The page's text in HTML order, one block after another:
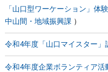
「山口型ワーケーション」体
中山間・地域振興課
令和4年度「山口マイスター」
令和4年度企業ボランティア